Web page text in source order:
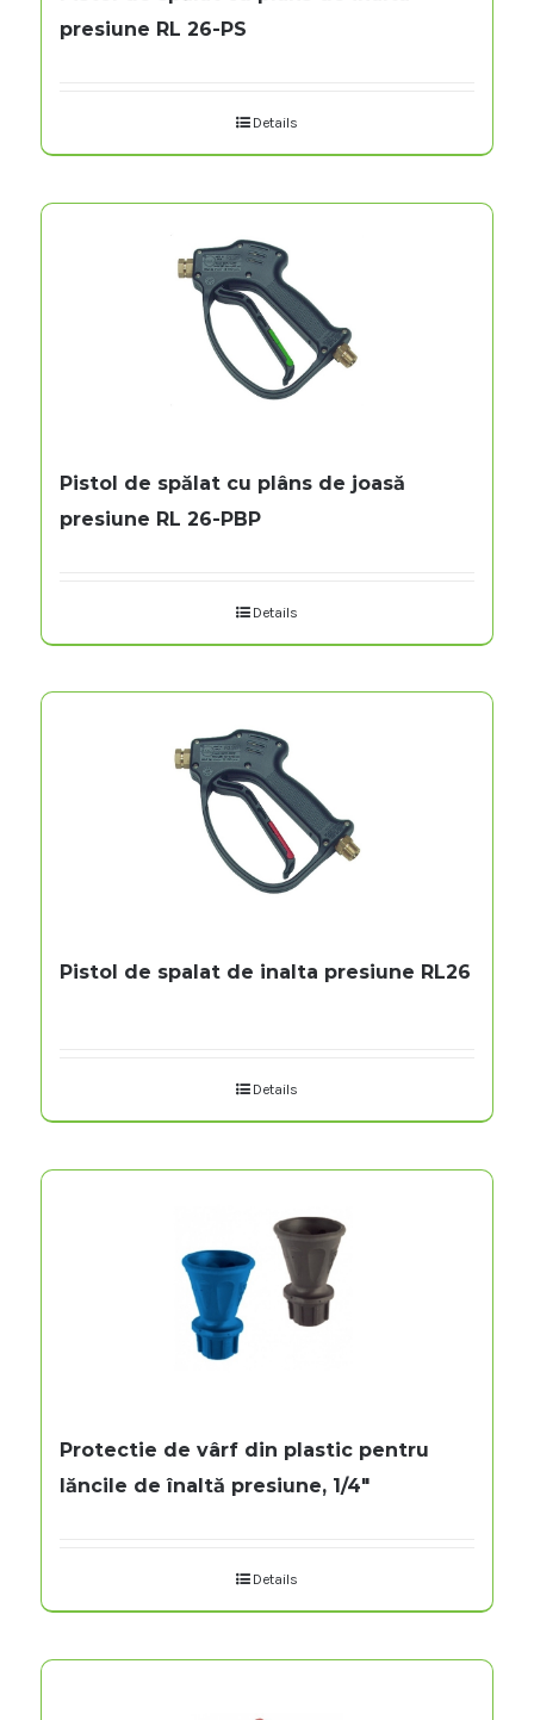
presiune RL 26-PS
Details
Pistol de spălat cu plâns de joasă
presiune RL 26-PBP
Details
Pistol de spalat de inalta presiune RL26
Details
Protectie de vârf din plastic pentru
lăncile de înaltă presiune, 1/4″
Details